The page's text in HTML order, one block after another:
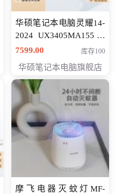
华硕笔记本电脑灵耀14-
2024 UX3405MA155冰
川银 oled 智慧轻薄本 会
7599.00 库存100
华硕笔记本电脑旗舰店
摩飞电器灭蚊灯MF-